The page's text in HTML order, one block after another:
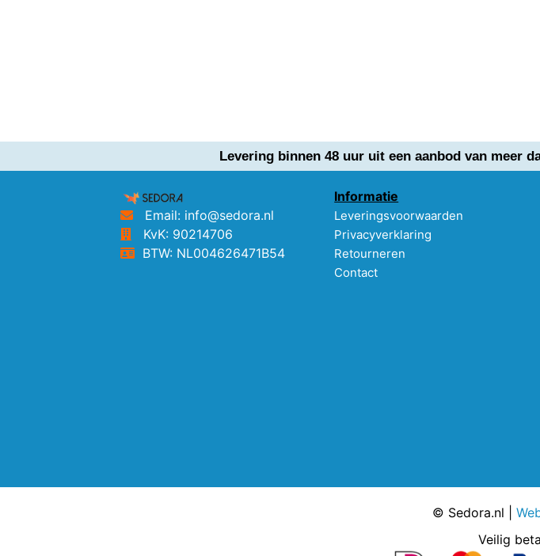
Levering binnen 48 uur uit een aanbod van meer
Email: info@sedora.nl
KvK: 90214706
BTW: NL004626471B54
Informatie
Leveringsvoorwaarden
Privacyverklaring
Retourneren
Contact
© Sedora.nl |
Veilig